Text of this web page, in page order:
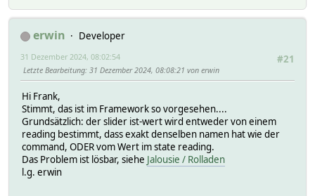
erwin
Developer
#21
31 Dezember 2024, 08:02:54
Letzte Bearbeitung: 31 Dezember 2024, 08:08:21 von erwin
Hi Frank,
Stimmt, das ist im Framework so vorgesehen....
Grundsätzlich: der slider ist-wert wird entweder von einem
reading bestimmt, dass exakt denselben namen hat wie der
command, ODER vom Wert im state reading.
Das Problem ist lösbar, siehe Jalousie / Rolladen
l.g. erwin